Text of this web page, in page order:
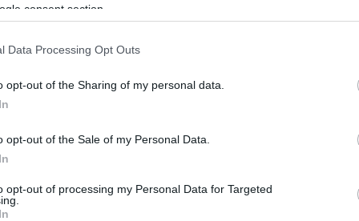
consent section.
Data Processing Opt Outs
opt-out of the Sharing of my personal data.
opt-out of the Sale of my Personal Data.
opt-out of processing my Personal Data for Targeted
dalra
AZ ELSŐ DAL A JERUSALEM MY